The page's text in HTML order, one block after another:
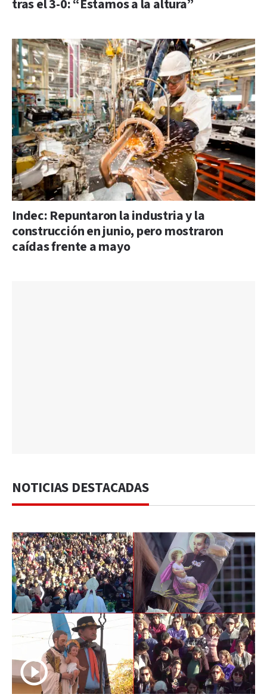
tras el 3-0: “Estamos a la altura”
Indec: Repuntaron la industria y la
construcción en junio, pero mostraron
caídas frente a mayo
NOTICIAS DESTACADAS